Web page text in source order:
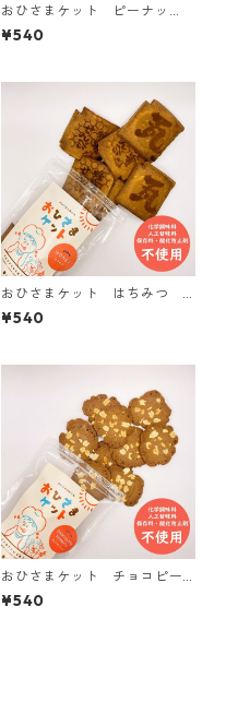
おひさまケット ピーナッ
ツ PEANUTS【おひさまのお
やつシリーズ】
¥540
おひさまケット はちみつ H
ONEY【おひさまのおやつシリ
ーズ】
¥540
おひさまケット チョコピー
ナッツ CHOCOLATE & PEA
NUTS【おひさまのおやつシリ
¥540